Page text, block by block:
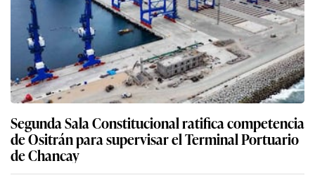
Segunda Sala Constitucional ratifica competencia
de Ositrán para supervisar el Terminal Portuario
de Chancay